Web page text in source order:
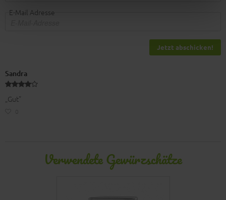
E-Mail Adresse
Jetzt abschicken!
Sandra
„Gut”
Verwendete Gewürzschätze